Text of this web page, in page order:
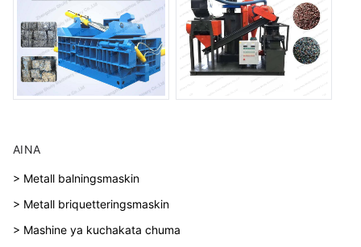
AINA
> Metall balningsmaskin
> Metall briquetteringsmaskin
> Mashine ya kuchakata chuma